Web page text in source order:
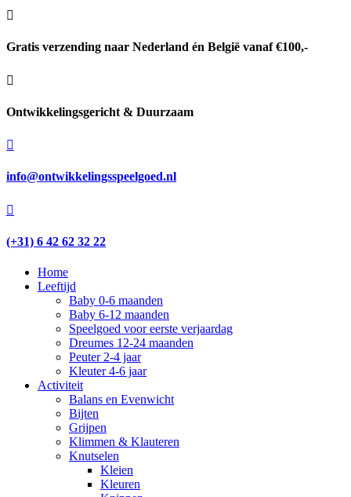

Gratis verzending naar Nederland én België vanaf €100,-

Ontwikkelingsgericht & Duurzaam

info@ontwikkelingsspeelgoed.nl

(+31) 6 42 62 32 22
Home
Leeftijd
Baby 0-6 maanden
Baby 6-12 maanden
Speelgoed voor eerste verjaardag
Dreumes 12-24 maanden
Peuter 2-4 jaar
Kleuter 4-6 jaar
Activiteit
Balans en Evenwicht
Bijten
Grijpen
Klimmen & Klauteren
Knutselen
Kleien
Kleuren